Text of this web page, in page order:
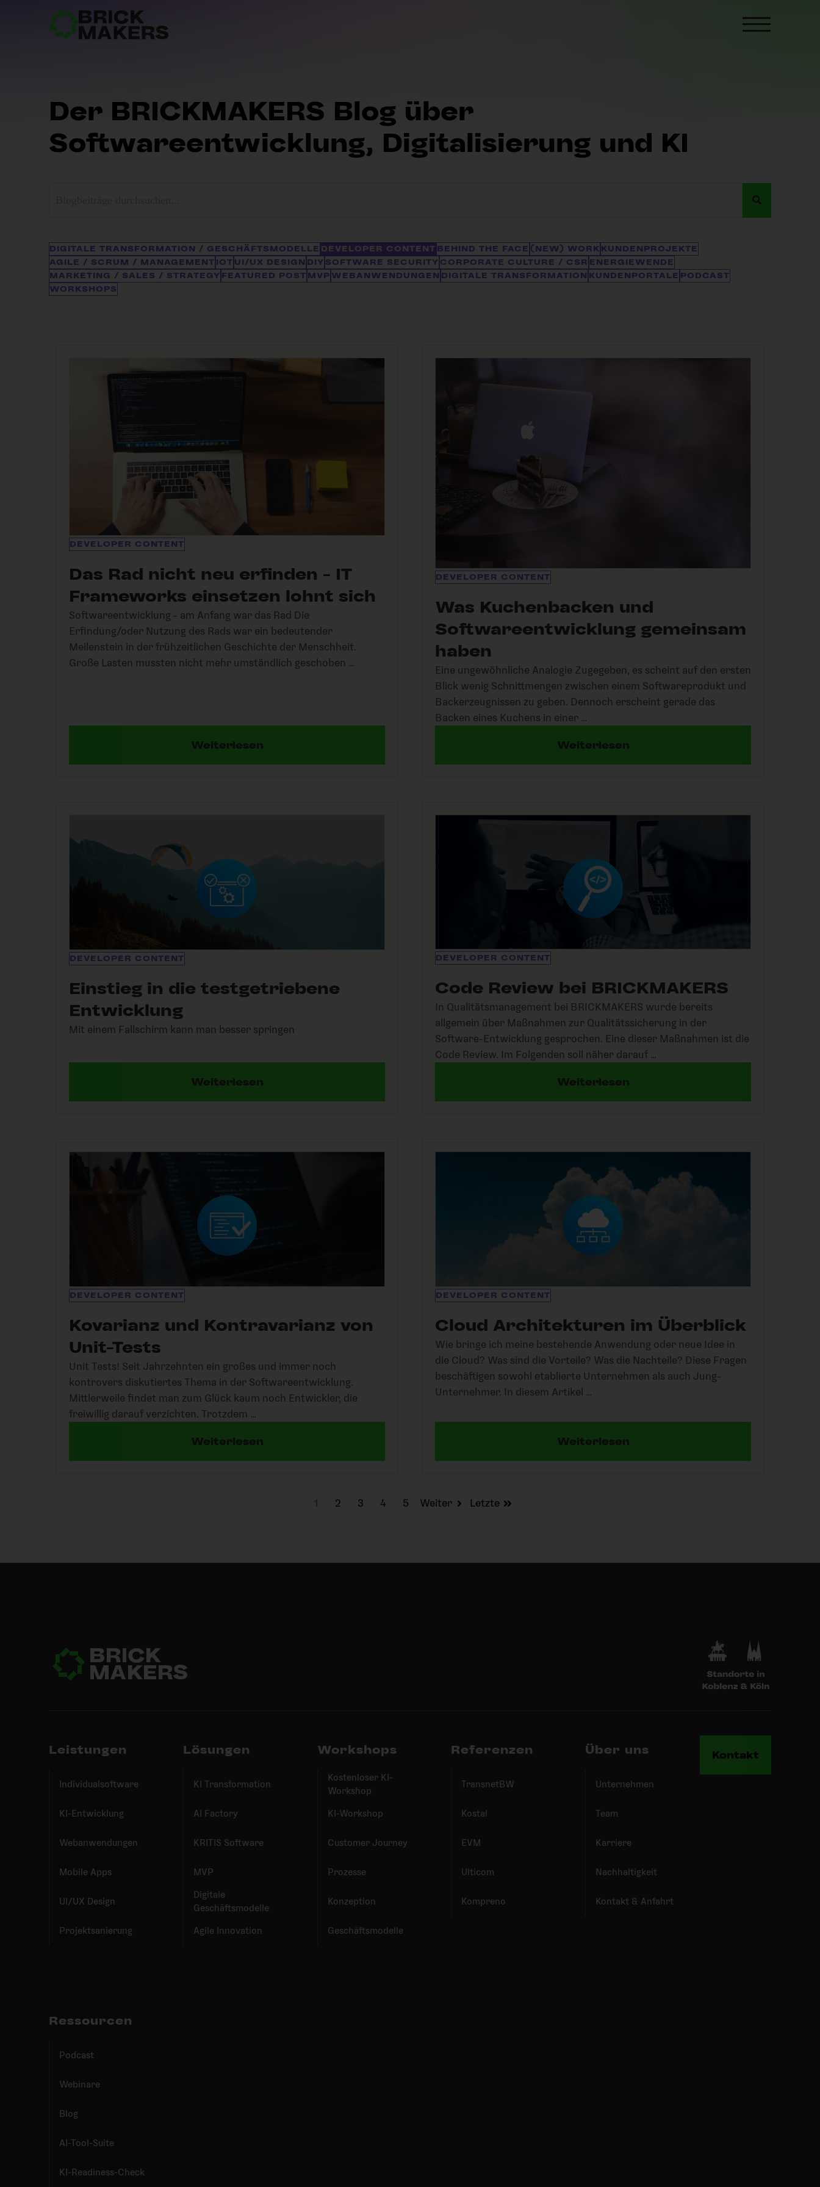
Der BRICKMAKERS Blog über
Softwareentwicklung, Digitalisierung und KI
DIGITALE TRANSFORMATION / GESCHÄFTSMODELLE DEVELOPER CONTENT BEHIND THE FACE (NEW) WORK KUNDENPROJEKTE
AGILE / SCRUM / MANAGEMENT IOT UI/UX DESIGN DIY SOFTWARE SECURITY CORPORATE CULTURE / CSR ENERGIEWENDE
MARKETING / SALES / STRATEGY FEATURED POST MVP WEBANWENDUNGEN DIGITALE TRANSFORMATION KUNDENPORTALE PODCAST
WORKSHOPS
DEVELOPER CONTENT
Das Rad nicht neu erfinden - IT
Frameworks einsetzen lohnt sich
Softwareentwicklung - am Anfang war das Rad Die
Erfindung/oder Nutzung des Rads war ein bedeutender
Meilenstein in der frühzeitlichen Geschichte der Menschheit.
Große Lasten mussten nicht mehr umständlich geschoben …
Weiterlesen
DEVELOPER CONTENT
Was Kuchenbacken und
Softwareentwicklung gemeinsam
haben
Eine ungewöhnliche Analogie Zugegeben, es scheint auf den ersten
Blick wenig Schnittmengen zwischen einem Softwareprodukt und
Backerzeugnissen zu geben. Dennoch erscheint gerade das
Backen eines Kuchens in einer …
Weiterlesen
DEVELOPER CONTENT
Einstieg in die testgetriebene
Entwicklung
Mit einem Fallschirm kann man besser springen
Weiterlesen
DEVELOPER CONTENT
Code Review bei BRICKMAKERS
In Qualitätsmanagement bei BRICKMAKERS wurde bereits
allgemein über Maßnahmen zur Qualitätssicherung in der
Software-Entwicklung gesprochen. Eine dieser Maßnahmen ist die
Code Review. Im Folgenden soll näher darauf …
Weiterlesen
DEVELOPER CONTENT
Kovarianz und Kontravarianz von
Unit-Tests
Unit Tests! Seit Jahrzehnten ein großes und immer noch
kontrovers diskutiertes Thema in der Softwareentwicklung.
Mittlerweile findet man zum Glück kaum noch Entwickler, die
freiwillig darauf verzichten. Trotzdem …
Weiterlesen
DEVELOPER CONTENT
Cloud Architekturen im Überblick
Wie bringe ich meine bestehende Anwendung oder neue Idee in
die Cloud? Was sind die Vorteile? Was die Nachteile? Diese Fragen
beschäftigen sowohl etablierte Unternehmen als auch Jung-
Unternehmer. In diesem Artikel …
Weiterlesen
1 2 3 4 5 Weiter Letzte
Leistungen
Individualsoftware
KI-Entwicklung
Webanwendungen
Mobile Apps
UI/UX Design
Projektsanierung
Lösungen
KI Transformation
AI Factory
KRITIS Software
MVP
Digitale
Geschäftsmodelle
Agile Innovation
Workshops
Kostenloser KI-
Workshop
KI-Workshop
Customer Journey
Prozesse
Konzeption
Geschäftsmodelle
Referenzen
TransnetBW
Kostal
EVM
Ulticom
Kompreno
Über uns
Unternehmen
Team
Karriere
Nachhaltigkeit
Kontakt & Anfahrt
Ressourcen
Podcast
Webinare
Blog
AI-Tool-Suite
KI-Readiness-Check
Kontakt